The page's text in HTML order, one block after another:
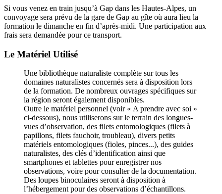
Si vous venez en train jusqu’à Gap dans les Hautes-Alpes, un
convoyage sera prévu de la gare de Gap au gîte où aura lieu la
formation le dimanche en fin d’après-midi. Une participation aux
frais sera demandée pour ce transport.
Le Matériel Utilisé
Une bibliothèque naturaliste complète sur tous les
domaines naturalistes concernés sera à disposition lors
de la formation. De nombreux ouvrages spécifiques sur
la région seront également disponibles.
Outre le matériel personnel (voir « A prendre avec soi »
ci-dessous), nous utiliserons sur le terrain des longues-
vues d’observation, des filets entomologiques (filets à
papillons, filets fauchoir, troubleau), divers petits
matériels entomologiques (fioles, pinces...), des guides
naturalistes, des clés d’identification ainsi que
smartphones et tablettes pour enregistrer nos
observations, voire pour consulter de la documentation.
Des loupes binoculaires seront à disposition à
l’hébergement pour des observations d’échantillons.